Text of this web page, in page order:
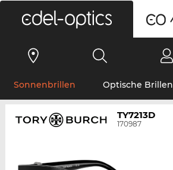
Sonnenbrillen Optische Brillen
TY7213D
170987